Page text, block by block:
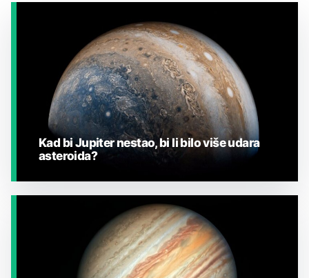
Kad bi Jupiter nestao, bi li bilo više udara
asteroida?